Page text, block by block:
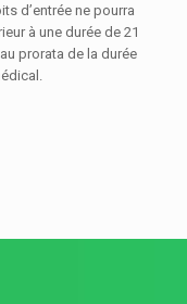
d’entrée ne pourra
à une durée de 21
prorata de la durée